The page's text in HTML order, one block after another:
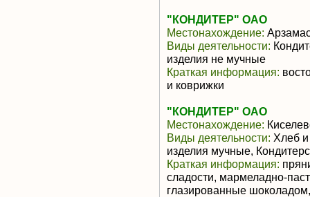
"КОНДИТЕР" ОАО
Местонахождение:
Виды деятельности:
изделия не мучные
Краткая информация:
и коврижки
"КОНДИТЕР" ОАО
Местонахождение:
Виды деятельности: Хлеб и
изделия мучные,
Краткая информация:
сладости, мармеладно-
глазированные